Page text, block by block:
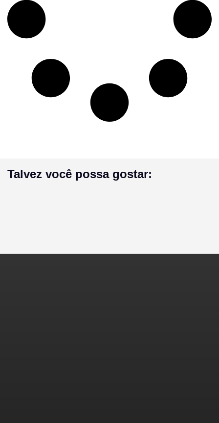
Talvez você possa gostar: